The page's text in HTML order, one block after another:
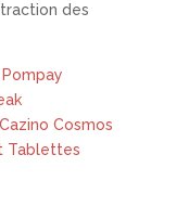
des
Cosmos
Tablettes